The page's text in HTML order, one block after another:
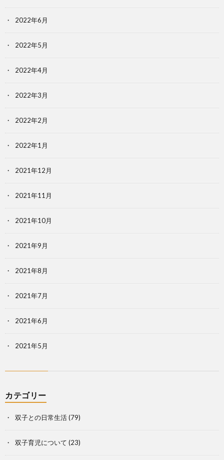
2022年6月
2022年5月
2022年4月
2022年3月
2022年2月
2022年1月
2021年12月
2021年11月
2021年10月
2021年9月
2021年8月
2021年7月
2021年6月
2021年5月
カテゴリー
双子との日常生活(79)
双子育児について (23)